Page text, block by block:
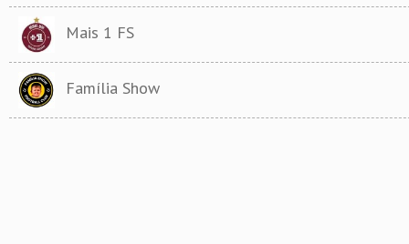
Mais 1 FS
Família Show